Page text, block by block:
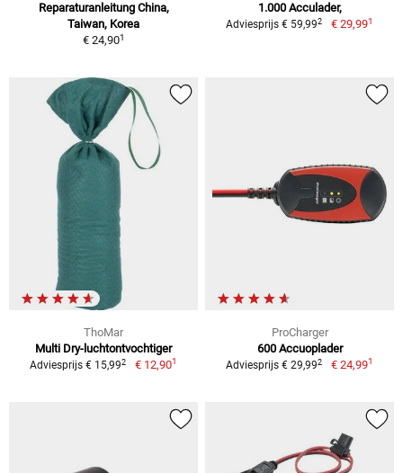
Reparaturanleitung China,
Taiwan, Korea
€ 24,901
1.000 Acculader,
Adviesprijs € 59,992 € 29,991
ThoMar
Multi Dry-luchtontvochtiger
Adviesprijs € 15,992 € 12,901
ProCharger
600 Accuoplader
Adviesprijs € 29,992 € 24,991